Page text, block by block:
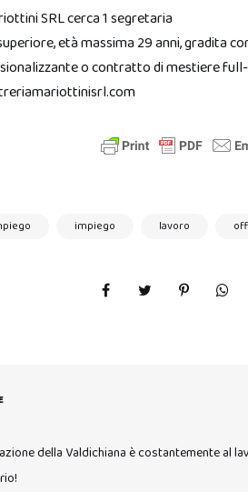
SRL cerca 1 segretaria
età massima 29 anni, gradita
o contratto di mestiere
impiego lavoro
della Valdichiana è costantemente al